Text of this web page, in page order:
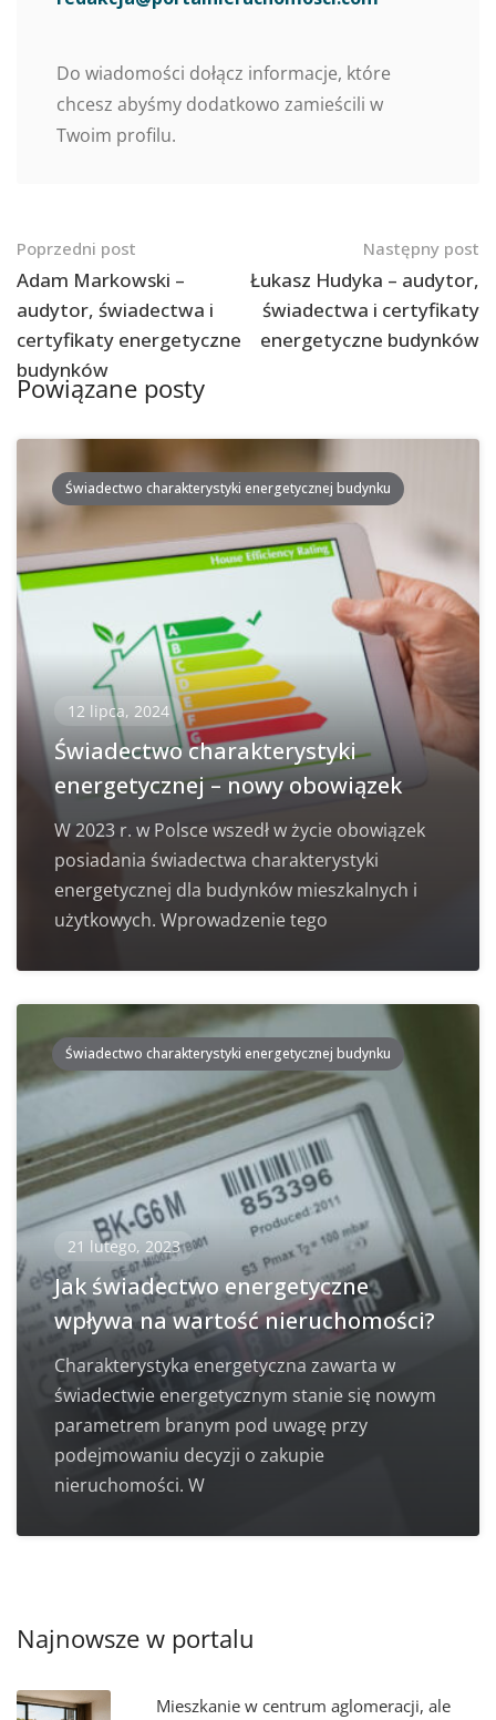
Do wiadomości dołącz informacje, które
chcesz abyśmy dodatkowo zamieścili w
Twoim profilu.
Nawigacja
po
postach
Poprzedni post
Adam Markowski –
audytor, świadectwa i
certyfikaty energetyczne
budynków
Następny post
Łukasz Hudyka – audytor,
świadectwa i certyfikaty
energetyczne budynków
Powiązane posty
Świadectwo charakterystyki energetycznej budynku
12 lipca, 2024
Świadectwo charakterystyki
energetycznej – nowy obowiązek
W 2023 r. w Polsce wszedł w życie obowiązek
posiadania świadectwa charakterystyki
energetycznej dla budynków mieszkalnych i
użytkowych. Wprowadzenie tego
Świadectwo charakterystyki energetycznej budynku
21 lutego, 2023
Jak świadectwo energetyczne
wpływa na wartość nieruchomości?
Charakterystyka energetyczna zawarta w
świadectwie energetycznym stanie się nowym
parametrem branym pod uwagę przy
podejmowaniu decyzji o zakupie
nieruchomości. W
Najnowsze w portalu
Mieszkanie w centrum aglomeracji, ale